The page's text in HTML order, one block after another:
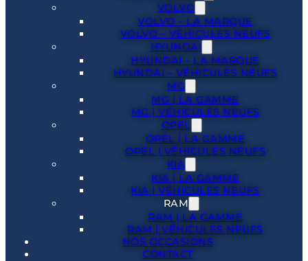
VOLVO
VOLVO – LA MARQUE
VOLVO – VÉHICULES NEUFS
HYUNDAI
HYUNDAI – LA MARQUE
HYUNDAI – VÉHICULES NEUFS
MG
MG | LA GAMME
MG | VÉHICULES NEUFS
OPEL
OPEL | LA GAMME
OPEL | VÉHICULES NEUFS
KIA
KIA | LA GAMME
KIA | VÉHICULES NEUFS
RAM
RAM | LA GAMME
RAM | VÉHICULES NEUFS
NOS OCCASIONS
CONTACT